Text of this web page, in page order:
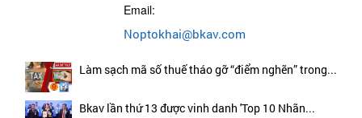
Email:
Noptokhai@bkav.com
Làm sạch mã số thuế tháo gỡ “điểm nghẽn” trong...
Bkav lần thứ 13 được vinh danh 'Top 10 Nhãn...